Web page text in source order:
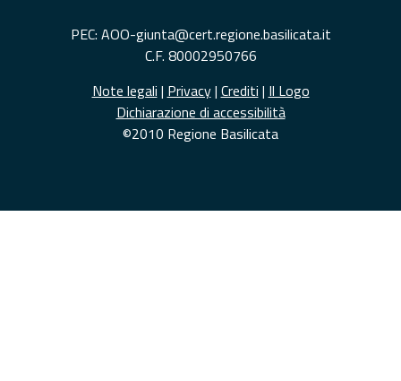
PEC: AOO-giunta@cert.regione.basilicata.it
C.F. 80002950766
Note legali | Privacy| Crediti | Il Logo
Dichiarazione di accessibilità
©2010 Regione Basilicata